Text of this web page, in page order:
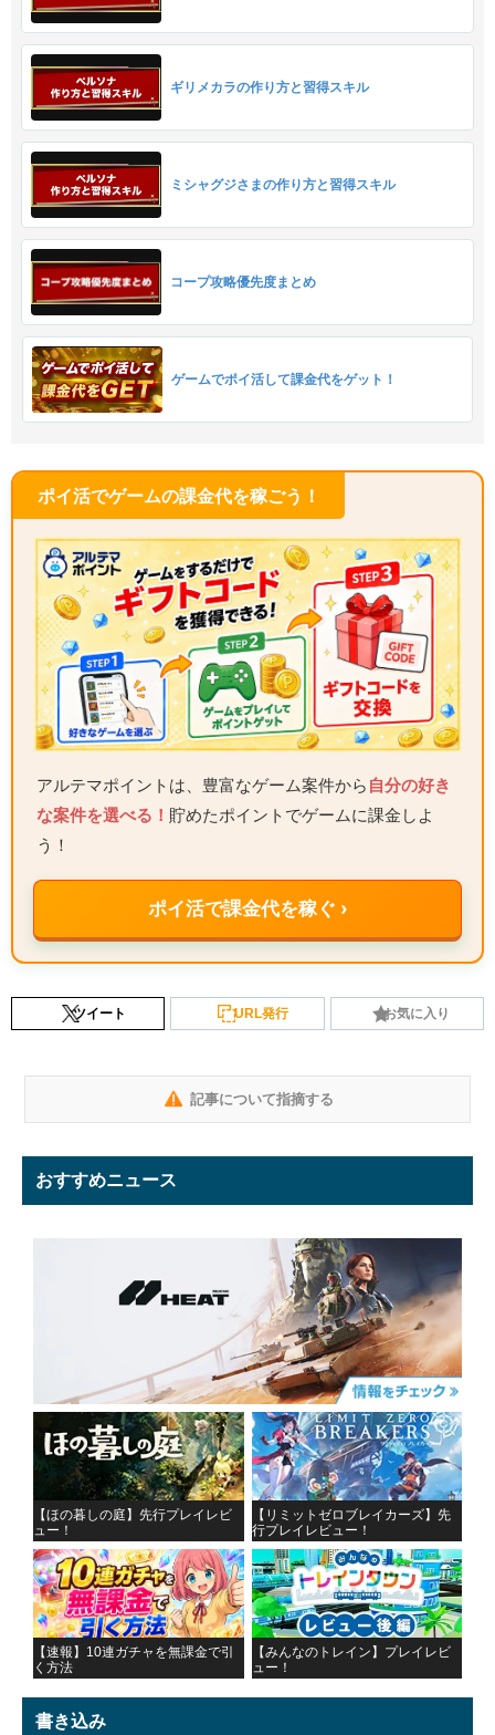
ギリメカラの作り方と習得スキル
ミシャグジさまの作り方と習得スキル
コープ攻略優先度まとめ
ゲームでポイ活して課金代をゲット！
ポイ活でゲームの課金代を稼ごう！
アルテマポイントは、豊富なゲーム案件から 自分の好き
な案件を選べる！ 貯めたポイントでゲームに課金しよ
う！
ポイ活で課金代を稼ぐ ›
ツイート URL発行 お気に入り
記事について指摘する
おすすめニュース
【ほの暮しの庭】先行プレイレビ
ュー！
【リミットゼロブレイカーズ】先
行プレイレビュー！
【速報】10連ガチャを無課金で引
く方法
【みんなのトレイン】プレイレビ
ュー！
書き込み